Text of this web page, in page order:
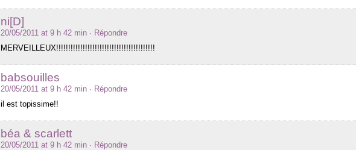
ni[D]
20/05/2011 at 9 h 42 min · Répondre
MERVEILLEUX!!!!!!!!!!!!!!!!!!!!!!!!!!!!!!!!!!!!!!!!!
babsouilles
20/05/2011 at 9 h 42 min · Répondre
il est topissime!!
béa & scarlett
20/05/2011 at 9 h 42 min · Répondre